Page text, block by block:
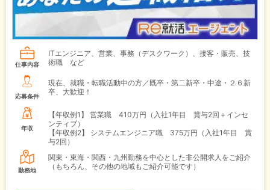
仕事内容
ITエンジニア、営業、事務（デスクワーク）、接客・販売、技
術職 など
応募条件
現在、就職・転職活動中の方／既卒・第二新卒・中途・２６新
卒、大歓迎！
年収
【年収例1】
営業職 410万円（入社1年目 賞与2回＋インセ
ンティブ）
【年収例2】
システムエンジニア職 375万円（入社1年目 賞
与2回）
勤務地
関東・東海・関西・九州勤務を中心とした非公開求人をご紹介
（もちろん、その他の地域もご紹介可能です）